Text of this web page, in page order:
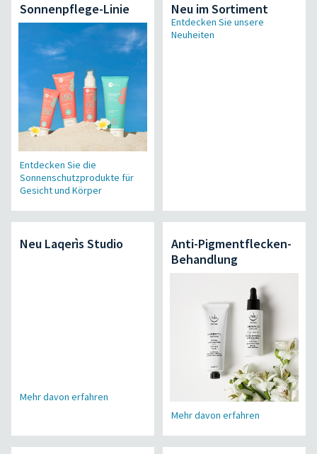
Sonnenpflege-Linie
Entdecken Sie die
Sonnenschutzprodukte für
Gesicht und Körper
Neu im Sortiment
Entdecken Sie unsere
Neuheiten
Neu Laqerìs Studio
Mehr davon erfahren
Anti-Pigmentflecken-
Behandlung
Mehr davon erfahren